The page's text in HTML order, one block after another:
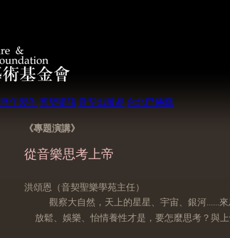
歷年製作 音契樂訊 音契出版品 台北巴赫廳
《專題演講》
從音樂思考上帝
洪頌恩（音契聖樂學苑主任）
觀察大自然，天上的星星、宇宙、銀河......
放鬆、娛樂、怡情養性才是，要怎麼思考？與